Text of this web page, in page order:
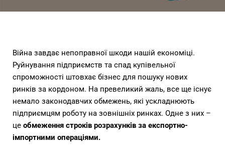
Війна завдає непоправної шкоди нашій економіці.
Руйнування підприємств та спад купівельної
спроможності штовхає бізнес для пошуку нових
ринків за кордоном. На превеликий жаль, все ще існує
немало законодавчих обмежень, які ускладнюють
підприємцям роботу на зовнішніх ринках. Одне з них –
це обмеження строків розрахунків за експортно-
імпортними операціями.